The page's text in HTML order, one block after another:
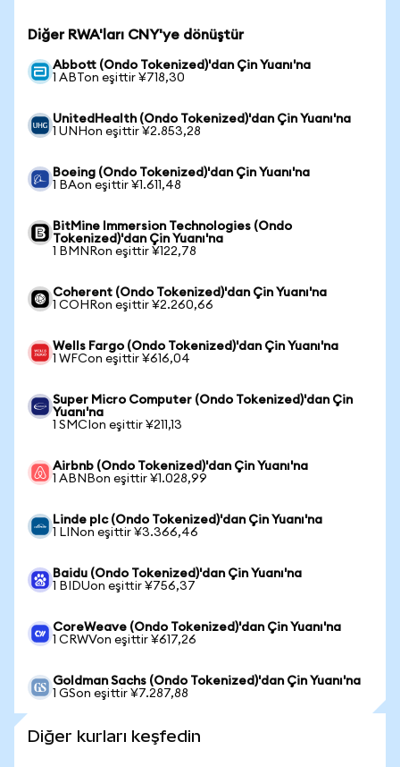
Diğer RWA'ları CNY'ye dönüştür
Abbott (Ondo Tokenized)'dan Çin Yuanı'na
1 ABTon eşittir ¥718,30
UnitedHealth (Ondo Tokenized)'dan Çin Yuanı'na
1 UNHon eşittir ¥2.853,28
Boeing (Ondo Tokenized)'dan Çin Yuanı'na
1 BAon eşittir ¥1.611,48
BitMine Immersion Technologies (Ondo
Tokenized)'dan Çin Yuanı'na
1 BMNRon eşittir ¥122,78
Coherent (Ondo Tokenized)'dan Çin Yuanı'na
1 COHRon eşittir ¥2.260,66
Wells Fargo (Ondo Tokenized)'dan Çin Yuanı'na
1 WFCon eşittir ¥616,04
Super Micro Computer (Ondo Tokenized)'dan Çin
Yuanı'na
1 SMCIon eşittir ¥211,13
Airbnb (Ondo Tokenized)'dan Çin Yuanı'na
1 ABNBon eşittir ¥1.028,99
Linde plc (Ondo Tokenized)'dan Çin Yuanı'na
1 LINon eşittir ¥3.366,46
Baidu (Ondo Tokenized)'dan Çin Yuanı'na
1 BIDUon eşittir ¥756,37
CoreWeave (Ondo Tokenized)'dan Çin Yuanı'na
1 CRWVon eşittir ¥617,26
Goldman Sachs (Ondo Tokenized)'dan Çin Yuanı'na
1 GSon eşittir ¥7.287,88
Diğer kurları keşfedin